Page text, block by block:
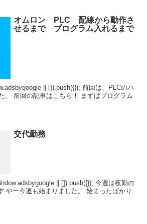
オムロン PLC 配線から動作さ
せるまで プログラム入れるまで
|| []).push({}); 前回は、PLCのハ
。 前回の記事はこちら！ まずはプログラム
交代勤務
|| []).push({}); 今週は夜勤の
やー今週も始まりました。 始まったばかり